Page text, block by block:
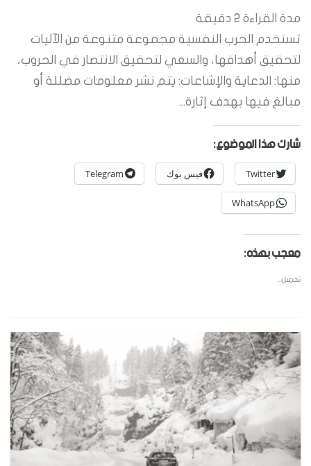
مدة القراءة 2 دقيقة
تستخدم الحرب النفسية مجموعة متنوعة من الآليات
لتحقيق أهدافها، والسعي لتحقيق الانتصار في الحروب،
منها: الدعاية والإشاعات: يتم نشر معلومات مضللة أو
مبالغ فيها بهدف إثارة...
شارك هذا الموضوع:
Twitter فيس بوك Telegram
WhatsApp
معجب بهذه:
تحميل...